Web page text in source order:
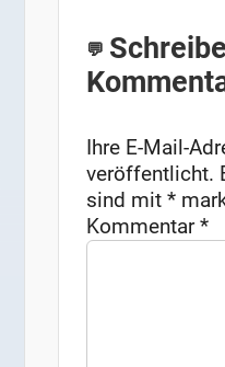
Ihre E-Mail-
veröffentlicht.
sind mit*
Kommentar*